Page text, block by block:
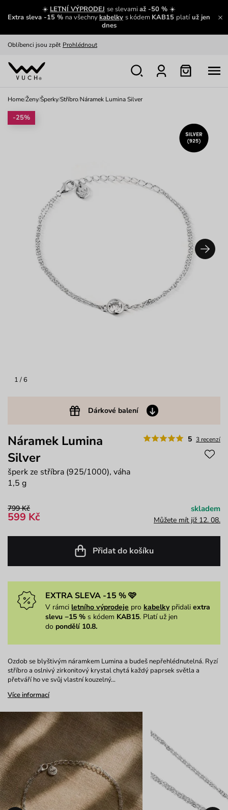
☀️ LETNÍ VÝPRODEJ se slevamiaž -50 % ☀️
Extra sleva -15 % na všechnykabelky s kódem KAB15 platíuž jen
dnes
Zajímavosti ze světa Vuch:
Oblíbenci jsou zpět Prohlédnout
Nech se inspirovat
Home/Ženy/Šperky/Stříbro/Náramek Lumina Silver
1 / 6
Dárkové balení
-25%
5 3 recenzí
Náramek Lumina
Silver
šperk ze stříbra (925/1000), váha
1,5 g
799 Kč
599 Kč
skladem
Můžete mít již 12. 08.
Přidat do košíku
EXTRA SLEVA -15 % 🩷
V rámci letního výprodeje pro kabelkypřidali extra
slevu −15 % s kódem KAB15. Platí už jen
do pondělí 10.8.
Ozdob se blyštivým náramkem Lumina a budeš nepřehlédnutelná. Ryzí
stříbro a oslnivý zirkonitový krystal chytá každý paprsek světla a
přetváří ho ve svůj vlastní kouzelný…
Více informací